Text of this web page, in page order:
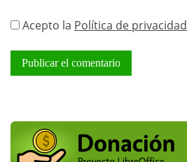
Acepto la Política de privacidad